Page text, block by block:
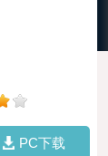
PC下载